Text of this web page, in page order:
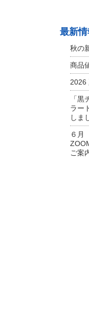
最新情
秋の
商品
2026
「
ラー
しま
６月
ご案